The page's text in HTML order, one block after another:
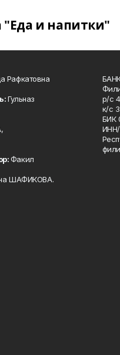
"Еда и напитки"
Рафкатовна
Гульназ
Факил
ШАФИКОВА.
р/с
к/с
БИК
ИНН/